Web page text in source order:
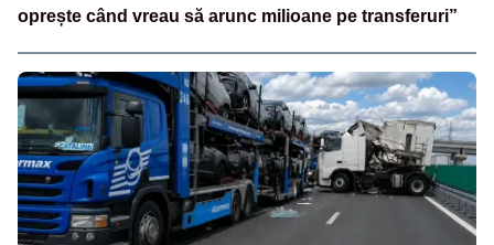
oprește când vreau să arunc milioane pe transferuri”